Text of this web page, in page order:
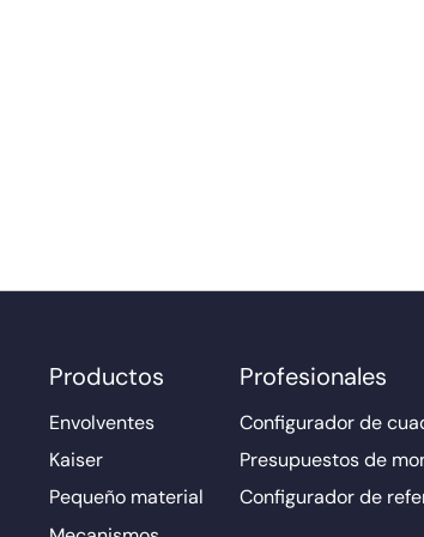
Productos
Envolventes
Kaiser
Pequeño material
Profesionales
Configurador de
Presupuestos de
Configurador de